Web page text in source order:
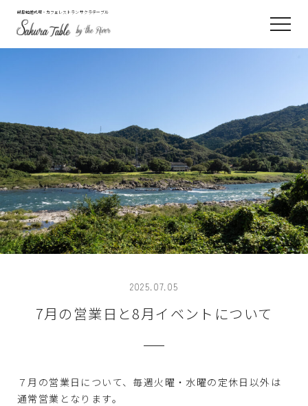
岐阜結婚式場・カフェレストラン サクラテーブル
2025.07.05
7月の営業日と8月イベントについて
７月の営業日について、毎週火曜・水曜の定休日以外は
通常営業となります。